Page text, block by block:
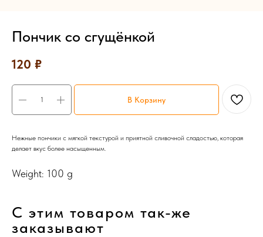
Пончик со сгущёнкой
120 ₽
В Корзину
Нежные пончики с мягкой текстурой и приятной сливочной сладостью, которая
делает вкус более насыщенным.
Weight: 100 g
С этим товаром так-же
заказывают